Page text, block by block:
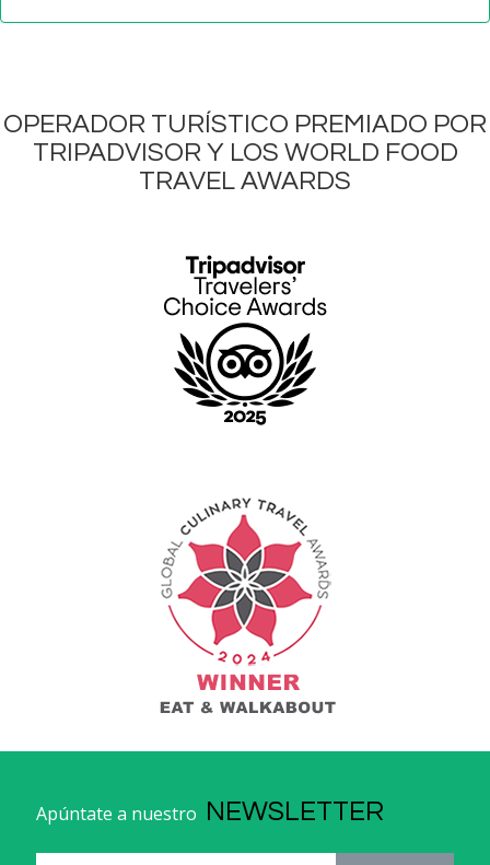
OPERADOR TURÍSTICO PREMIADO POR
TRIPADVISOR Y LOS WORLD FOOD
TRAVEL AWARDS
Apúntate a nuestro NEWSLETTER